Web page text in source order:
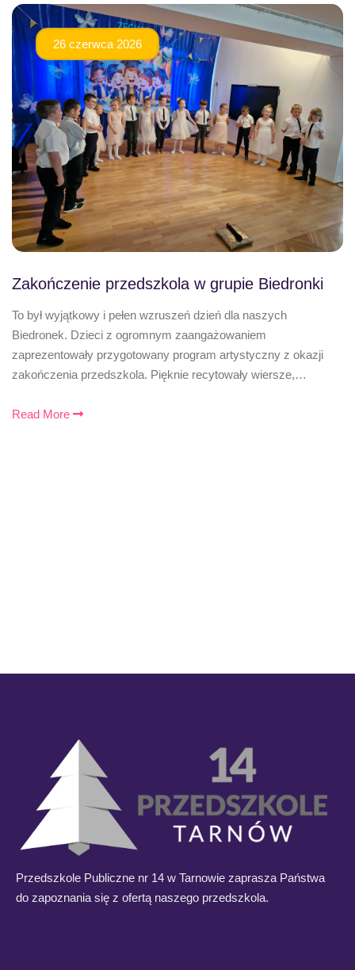
26 czerwca 2026
Zakończenie przedszkola w grupie Biedronki
To był wyjątkowy i pełen wzruszeń dzień dla naszych
Biedronek. Dzieci z ogromnym zaangażowaniem
zaprezentowały przygotowany program artystyczny z okazji
zakończenia przedszkola. Pięknie recytowały wiersze,…
Read More
Przedszkole Publiczne nr 14 w Tarnowie zaprasza Państwa
do zapoznania się z ofertą naszego przedszkola.